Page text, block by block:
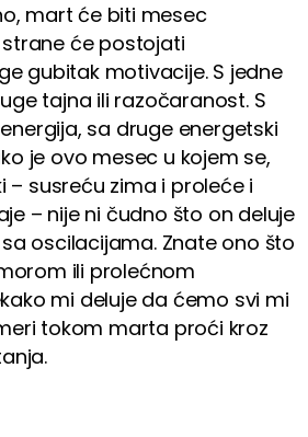
mart će biti mesec
strane će postojati
gubitak motivacije. S jedne
tajna ili razočaranost. S
sa druge energetski
je ovo mesec u kojem se,
– susreću zima i proleće i
– nije ni čudno što on deluje
oscilacijama. Znate ono što
ili prolećnom
mi deluje da ćemo svi mi
tokom marta proći kroz